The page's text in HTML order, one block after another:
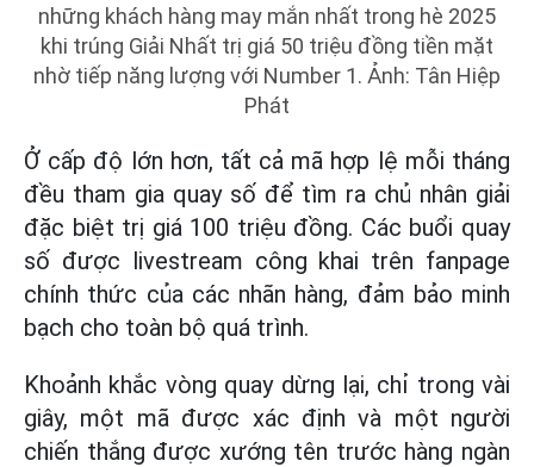
những khách hàng may mắn nhất trong hè 2025
khi trúng Giải Nhất trị giá 50 triệu đồng tiền mặt
nhờ tiếp năng lượng với Number 1. Ảnh: Tân Hiệp
Phát
Ở cấp độ lớn hơn, tất cả mã hợp lệ mỗi tháng
đều tham gia quay số để tìm ra chủ nhân giải
đặc biệt trị giá 100 triệu đồng. Các buổi quay
số được livestream công khai trên fanpage
chính thức của các nhãn hàng, đảm bảo minh
bạch cho toàn bộ quá trình.
Khoảnh khắc vòng quay dừng lại, chỉ trong vài
giây, một mã được xác định và một người
chiến thắng được xướng tên trước hàng ngàn